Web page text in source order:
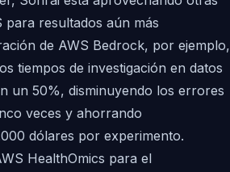
para resultados aún más
de AWS Bedrock, por ejemplo,
tiempos de investigación en datos
un 50%, disminuyendo los errores
veces y ahorrando
dólares por experimento.
HealthOmics para el